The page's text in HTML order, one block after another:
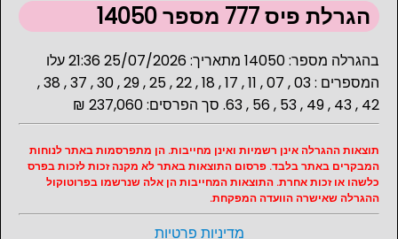
הגרלת פיס 777 מספר 14050
בהגרלה מספר: 14050 מתאריך: 25/07/2026 21:36 עלו
המספרים : 03 , 07 , 11 , 17 , 18 , 22 , 25 , 29 , 30 , 37 , 38 ,
42 , 43 , 49 , 53 , 56 , 63. סך הפרסים: 237,060 ₪
תוצאות ההגרלה אינן רשמיות ואינן מחייבות. הן מתפרסמות באתר לנוחות
המבקרים באתר בלבד. פרסום התוצאות באתר לא מקנה זכות לזכות בפרס
כלשהו או זכות אחרת. התוצאות המחייבות הן אלה שנרשמו בפרוטוקול
ההגרלה שאישרה הוועדה המפקחת.
מדיניות פרטיות